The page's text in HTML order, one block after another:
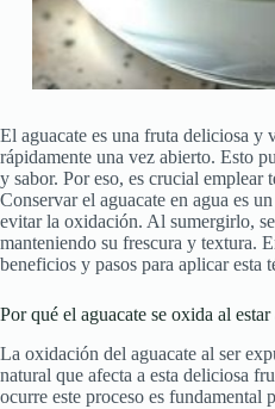
El aguacate es una fruta deliciosa y
rápidamente una vez abierto. Esto
y sabor. Por eso, es crucial emplear
Conservar el aguacate en agua es
evitar la oxidación. Al sumergirlo,
manteniendo su frescura y textura.
beneficios y pasos para aplicar esta
Por qué el aguacate se oxida al
La oxidación del aguacate al ser
natural que afecta a esta deliciosa
ocurre este proceso es fundamental